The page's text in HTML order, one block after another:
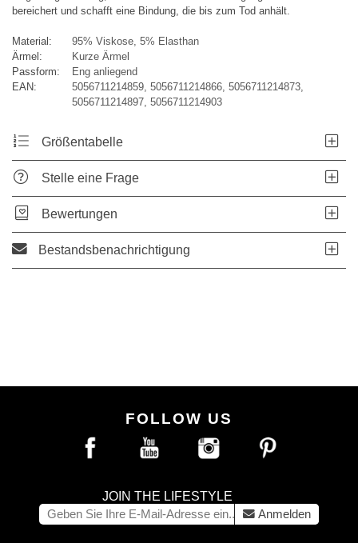
bereichert und schafft eine Bindung, die bis zum Tod anhält.
Material:
95% Viskose, 5% Elasthan
Ärmel:
Kurze Ärmel
Passform:
Eng anliegend
EAN:
5056711214859, 5056711214866, 5056711214873,
5056711214897, 5056711214903
Größentabelle
Stelle eine Frage
Bewertungen
Bestandsbenachrichtigung
FOLLOW US
JOIN THE LIFESTYLE
Anmelden